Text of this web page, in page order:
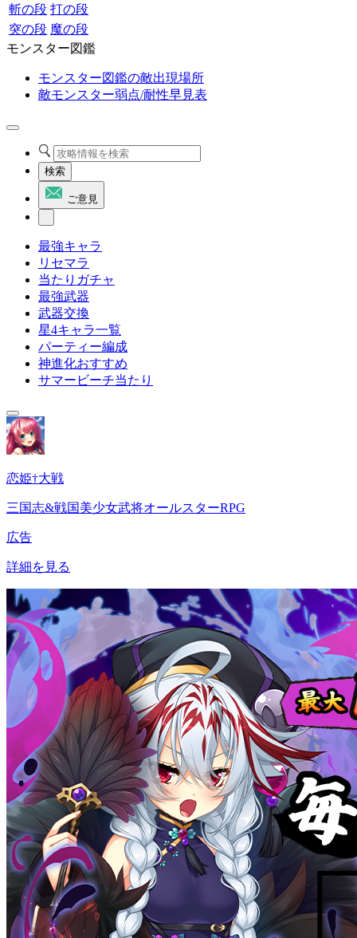
斬の段 打の段
突の段 魔の段
モンスター図鑑
モンスター図鑑の敵出現場所
敵モンスター弱点/耐性早見表
検索
ご意見
最強キャラ
リセマラ
当たりガチャ
最強武器
武器交換
星4キャラ一覧
パーティー編成
神進化おすすめ
サマービーチ当たり
恋姫†大戦
三国志&戦国美少女武将オールスターRPG
広告
詳細を見る